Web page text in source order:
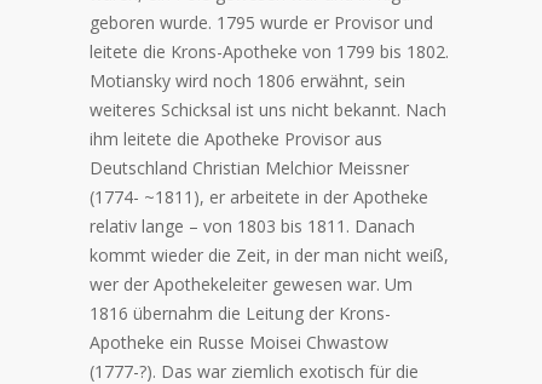
geboren wurde. 1795 wurde er Provisor und
leitete die Krons-Apotheke von 1799 bis 1802.
Motiansky wird noch 1806 erwähnt, sein
weiteres Schicksal ist uns nicht bekannt. Nach
ihm leitete die Apotheke Provisor aus
Deutschland Christian Melchior Meissner
(1774- ~1811), er arbeitete in der Apotheke
relativ lange – von 1803 bis 1811. Danach
kommt wieder die Zeit, in der man nicht weiß,
wer der Apothekeleiter gewesen war. Um
1816 übernahm die Leitung der Krons-
Apotheke ein Russe Moisei Chwastow
(1777-?). Das war ziemlich exotisch für die